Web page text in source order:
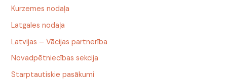
Kurzemes nodaļa
Latgales nodaļa
Latvijas – Vācijas partnerība
Novadpētniecības sekcija
Starptautiskie pasākumi